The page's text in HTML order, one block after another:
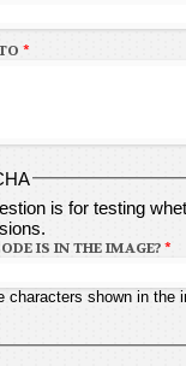
*
is for testing
IS IN THE IMAGE?*
characters shown in the